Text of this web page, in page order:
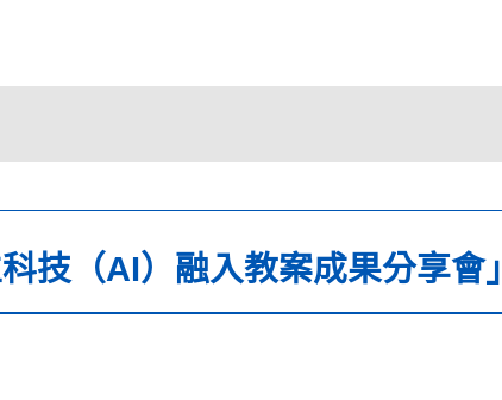
技（AI）融入教案成果分享會」